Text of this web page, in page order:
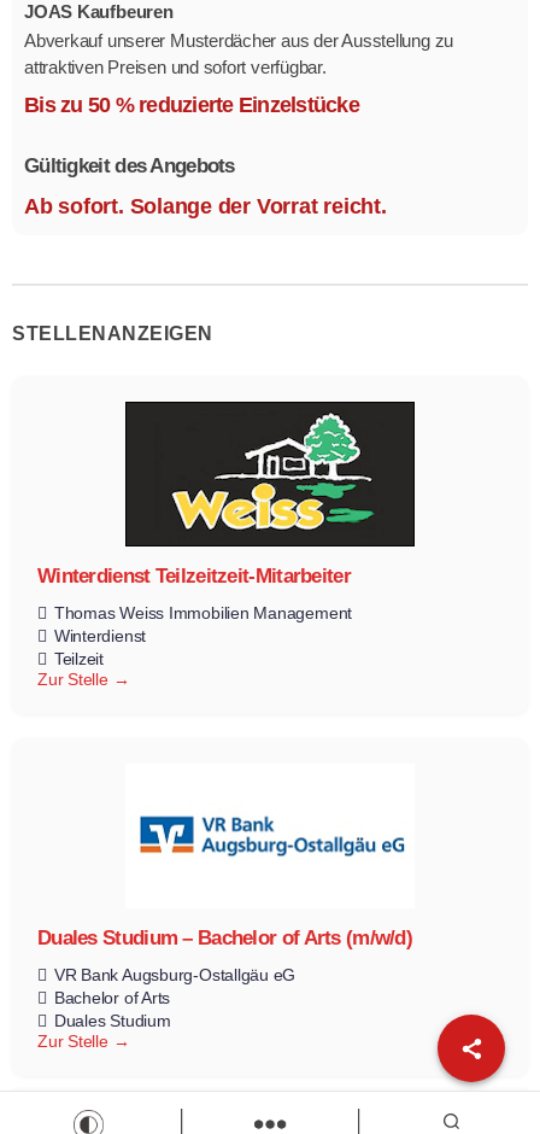
JOAS Kaufbeuren
Abverkauf unserer Musterdächer aus der Ausstellung zu
attraktiven Preisen und sofort verfügbar.
Mehrere Modelle in verschiedenen Ausführungen.
Bis zu 50 % reduzierte Einzelstücke
Gültigkeit des Angebots
Ab sofort. Solange der Vorrat reicht.
STELLENANZEIGEN
Winterdienst Teilzeitzeit-Mitarbeiter
Thomas Weiss Immobilien Management
Winterdienst
Teilzeit
Zur Stelle
Duales Studium – Bachelor of Arts (m/w/d)
VR Bank Augsburg-Ostallgäu eG
Bachelor of Arts
Duales Studium
Zur Stelle
Load more